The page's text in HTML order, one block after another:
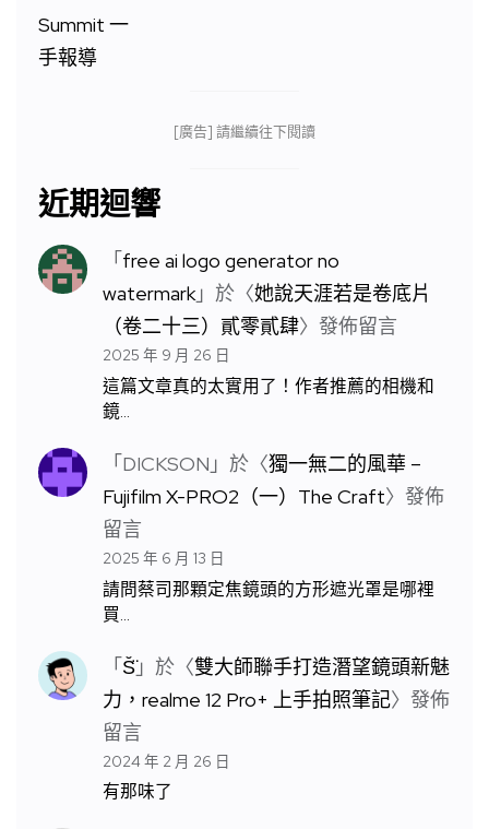
[廣告] 請繼續往下閱讀
近期迴響
「free ai logo generator no
watermark」於〈她說天涯若是卷底片
（卷二十三）貳零貳肆〉發佈留言
2025 年 9 月 26 日
這篇文章真的太實用了！作者推薦的相機和
鏡…
「DICKSON 」於〈獨一無二的風華 –
Fujifilm X-PRO2（一）The Craft〉發佈
留言
2025 年 6 月 13 日
請問蔡司那顆定焦鏡頭的方形遮光罩是哪裡
買…
「S̆̈」於〈雙大師聯手打造潛望鏡頭新魅
力，realme 12 Pro+ 上手拍照筆記〉發佈
留言
2024 年 2 月 26 日
有那味了